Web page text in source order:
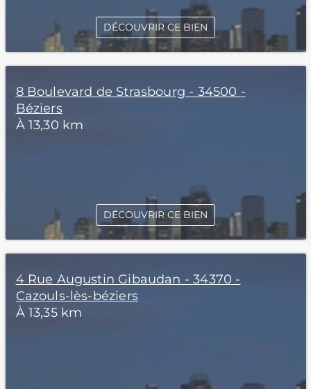
DÉCOUVRIR CE BIEN
8 Boulevard de Strasbourg - 34500 -
Béziers
À 13,30 km
DÉCOUVRIR CE BIEN
4 Rue Augustin Gibaudan - 34370 -
Cazouls-lès-béziers
À 13,35 km